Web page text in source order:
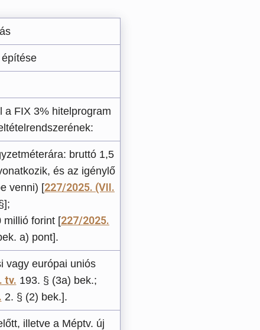
a FIX 3% hitelprogram
bruttó 1,5
és az igénylő
venni) [227/2025. (VII.
millió forint [227/2025.
a) pont].
vagy európai uniós
tv. 193. § (3a) bek.;
2. § (2) bek.].
illetve a Méptv. új